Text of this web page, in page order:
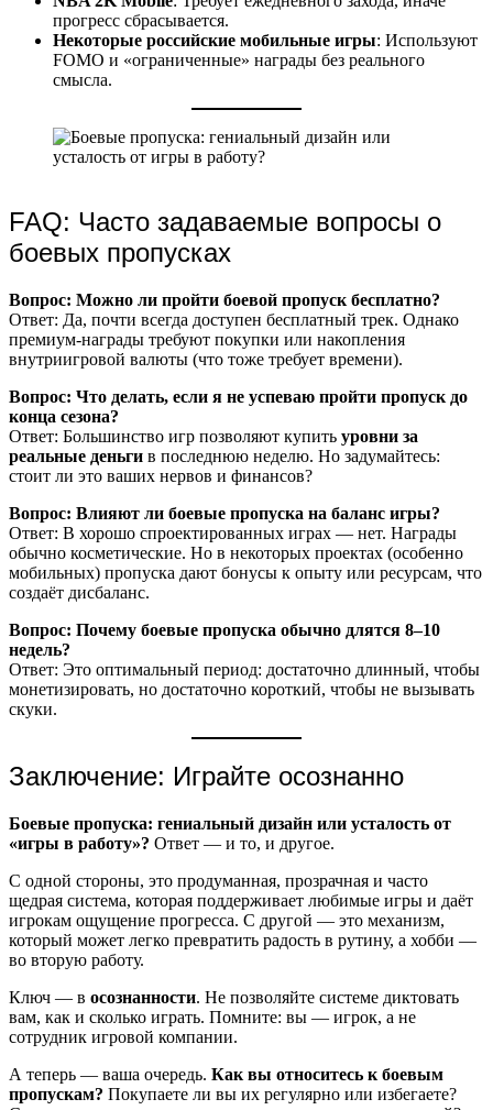
прогресс сбрасывается.
Некоторые российские мобильные игры: Используют
FOMO и «ограниченные» награды без реального
смысла.
FAQ: Часто задаваемые вопросы о
боевых пропусках
Вопрос: Можно ли пройти боевой пропуск бесплатно?
Ответ: Да, почти всегда доступен бесплатный трек. Однако
премиум-награды требуют покупки или накопления
внутриигровой валюты (что тоже требует времени).
Вопрос: Что делать, если я не успеваю пройти пропуск до
конца сезона?
Ответ: Большинство игр позволяют купить уровни за
реальные деньги в последнюю неделю. Но задумайтесь:
стоит ли это ваших нервов и финансов?
Вопрос: Влияют ли боевые пропуска на баланс игры?
Ответ: В хорошо спроектированных играх — нет. Награды
обычно косметические. Но в некоторых проектах (особенно
мобильных) пропуска дают бонусы к опыту или ресурсам, что
создаёт дисбаланс.
Вопрос: Почему боевые пропуска обычно длятся 8–10
недель?
Ответ: Это оптимальный период: достаточно длинный, чтобы
монетизировать, но достаточно короткий, чтобы не вызывать
скуки.
Заключение: Играйте осознанно
Боевые пропуска: гениальный дизайн или усталость от
«игры в работу»? Ответ — и то, и другое.
С одной стороны, это продуманная, прозрачная и часто
щедрая система, которая поддерживает любимые игры и даёт
игрокам ощущение прогресса. С другой — это механизм,
который может легко превратить радость в рутину, а хобби —
во вторую работу.
Ключ — в осознанности. Не позволяйте системе диктовать
вам, как и сколько играть. Помните: вы — игрок, а не
сотрудник игровой компании.
А теперь — ваша очередь. Как вы относитесь к боевым
пропускам? Покупаете ли вы их регулярно или избегаете?